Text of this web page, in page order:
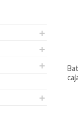
batería para carro hankook uhpb